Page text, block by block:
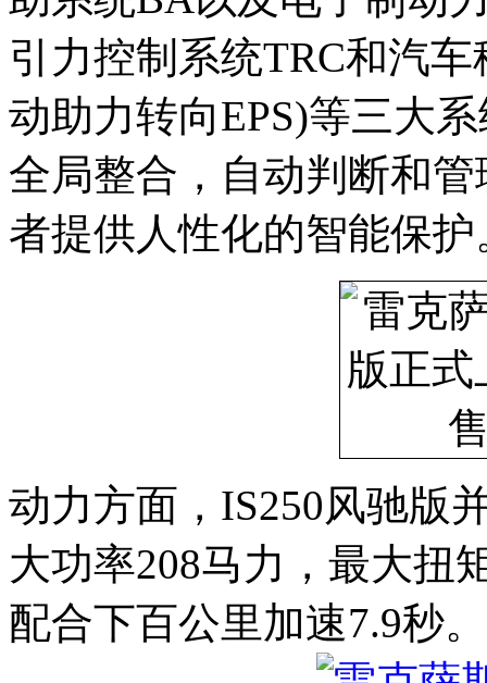
引力控制系统TRC和汽
动助力转向EPS)等三大
全局整合，自动判断和
者提供人性化的智能保护
动力方面，IS250风驰版
大功率208马力，最大扭
配合下百公里加速7.9秒